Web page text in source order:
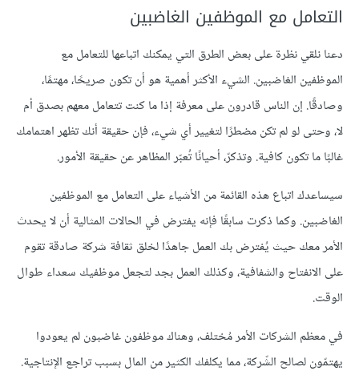
التعامل مع الموظفين الغاضبين
دعنا نلقي نظرة على بعض الطرق التي يمكنك اتباعها للتعامل مع
الموظفين الغاضبين. الشيء الأكثر أهمية هو أن تكون صريحًا، مهتمًا،
وصادقًا. إن الناس قادرون على معرفة إذا ما كنت تتعامل معهم بصدق أم
لا، وحتى لو لم تكن مضطرًا لتغيير أي شيء، فإن حقيقة أنك تظهر اهتمامك
غالبًا ما تكون كافية. وتذكرّ، أحيانًا تُعبّر المظاهر عن حقيقة الأمور.
سيساعدك اتباع هذه القائمة من الأشياء على التعامل مع الموظفين
الغاضبين. وكما ذكرت سابقًا فإنه يفترض في الحالات المثالية أن لا يحدث
الأمر معك حيث يُفترض بك العمل جاهدًا لخلق ثقافة شركة صادقة تقوم
على الانفتاح والشفافية، وكذلك العمل بجد لتجعل موظفيك سعداء طوال
الوقت.
في معظم الشركات الأمر مُختلف، وهناك موظفون غاضبون لم يعودوا
يهتمّون لصالح الشّركة، مما يكلفك الكثير من المال بسبب تراجع الإنتاجية.